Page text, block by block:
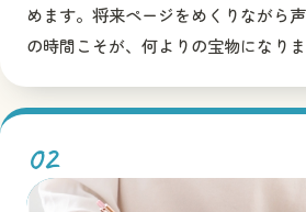
めます。将来ページをめくりながら
の時間こそが、何よりの宝物になりま
02